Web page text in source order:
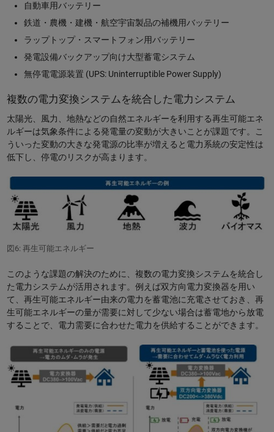
自動車用バッテリー
鉄道・農機・建機・航空宇宙製品の補機用バッテリー
ラップトップ・スマートフォン用バッテリー
発電設備バックアップ向け大型蓄電システム
無停電電源装置 (UPS: Uninterruptible Power Supply)
複数の電力変換システムを統合した電力システム
太陽光、風力、地熱などの自然エネルギーを利用する再生可能エネ
ルギーは気象条件による発電量の変動が大きいことが課題です。こ
ういった変動の大きな発電源の比率が増えると電力系統の安定性は
低下し、停電のリスクが高まります。
図6: 再生可能エネルギー
このような課題の解決のために、複数の電力変換システムを統合し
た電力システムが活用されます。例えば双方向電力変換器を用い
て、再生可能エネルギー由来の電力を蓄電池に充電させておき、再
生可能エネルギーの量が需要に対して少ない場合は蓄電地から放電
することで、電力需要に合わせた電力を供給することができます。